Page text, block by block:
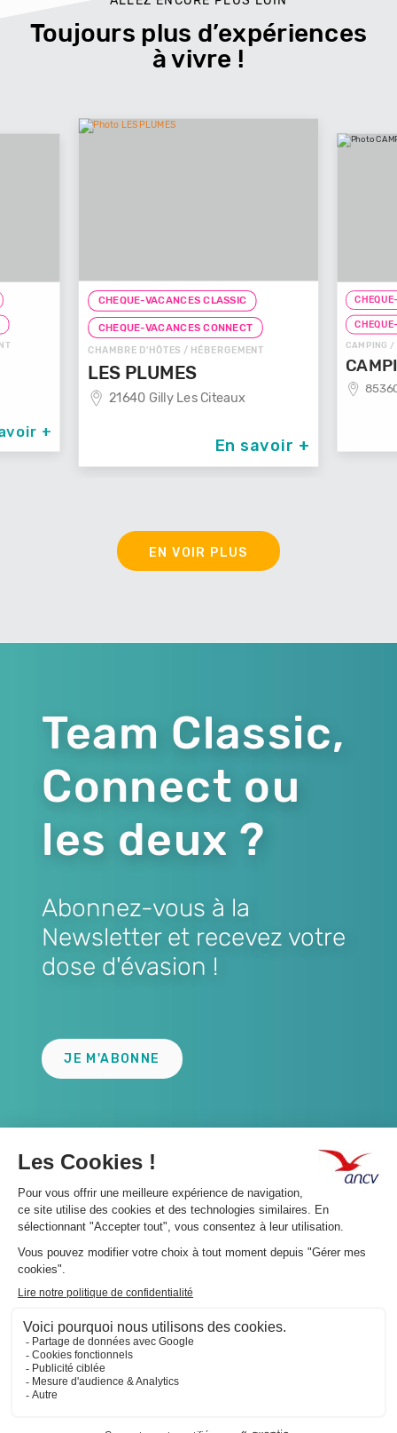
Toujours plus d’expériences
à vivre !
+
CHEQUE-VACANCES CLASSIC
CHEQUE-VACANCES CONNECT
CHAMBRE D'HÔTES / HÉBERGEMENT
LES PLUMES
21640 Gilly Les Citeaux
En savoir +
CAMPING /
EN VOIR PLUS
Team Classic,
Connect ou
les deux ?
Abonnez-vous à la
Newsletter et recevez votre
dose d'évasion !
JE M'ABONNE
A propos 👇
Suivez-nous 👇
Infos légales 👇
Phishing : restez vigilants👇